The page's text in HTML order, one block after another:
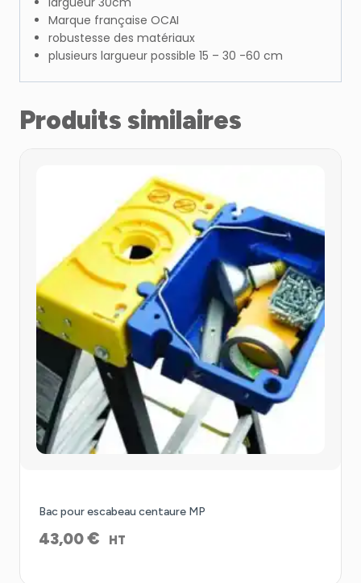
Marque française OCAI
robustesse des matériaux
plusieurs largueur possible 15 – 30 -60 cm
Produits similaires
Bac pour escabeau centaure MP
43,00€ HT